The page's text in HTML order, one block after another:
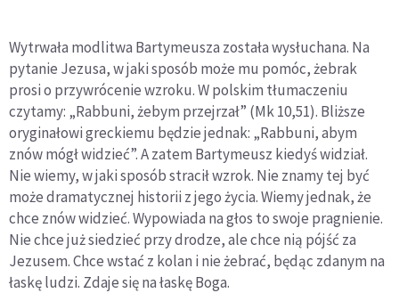
Wytrwała modlitwa Bartymeusza została wysłuchana. Na
pytanie Jezusa, w jaki sposób może mu pomóc, żebrak
prosi o przywrócenie wzroku. W polskim tłumaczeniu
czytamy: „Rabbuni, żebym przejrzał” (Mk 10,51). Bliższe
oryginałowi greckiemu będzie jednak: „Rabbuni, abym
znów mógł widzieć”. A zatem Bartymeusz kiedyś widział.
Nie wiemy, w jaki sposób stracił wzrok. Nie znamy tej być
może dramatycznej historii z jego życia. Wiemy jednak, że
chce znów widzieć. Wypowiada na głos to swoje pragnienie.
Nie chce już siedzieć przy drodze, ale chce nią pójść za
Jezusem. Chce wstać z kolan i nie żebrać, będąc zdanym na
łaskę ludzi. Zdaje się na łaskę Boga.